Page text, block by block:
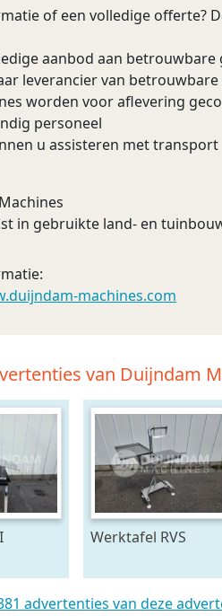
of een volledige offerte?
aanbod aan
leverancier van
worden voor aflevering
personeel
u assisteren met transport
in gebruikte land- en
machines.com
van Duijndam
Werktafel RVS
advertenties van deze